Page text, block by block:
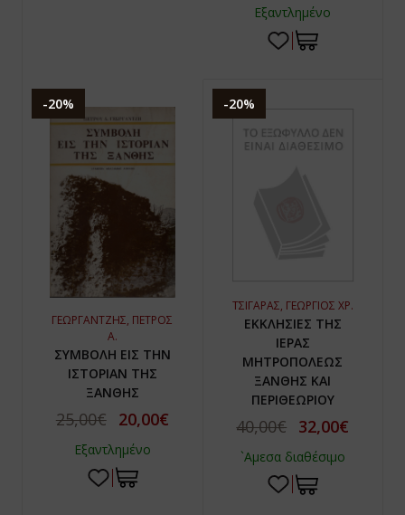
Εξαντλημένο
-20%
ΓΕΩΡΓΑΝΤΖΗΣ, ΠΕΤΡΟΣ
Α.
ΣΥΜΒΟΛΗ ΕΙΣ ΤΗΝ
ΙΣΤΟΡΙΑΝ ΤΗΣ
ΞΑΝΘΗΣ
25,00€ 20,00€
Εξαντλημένο
-20%
ΤΣΙΓΑΡΑΣ, ΓΕΩΡΓΙΟΣ ΧΡ.
ΕΚΚΛΗΣΙΕΣ ΤΗΣ
ΙΕΡΑΣ
ΜΗΤΡΟΠΟΛΕΩΣ
ΞΑΝΘΗΣ ΚΑΙ
ΠΕΡΙΘΕΩΡΙΟΥ
40,00€ 32,00€
`Αμεσα διαθέσιμο